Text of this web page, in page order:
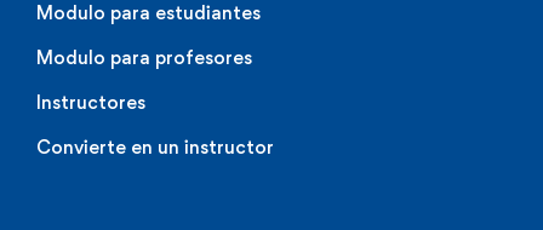
Modulo para estudiantes
Modulo para profesores
Instructores
Convierte en un instructor